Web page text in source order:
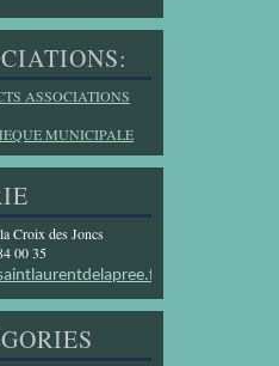
ASSOCIATIONS
MUNICIPALE
Croix des Joncs
00 35